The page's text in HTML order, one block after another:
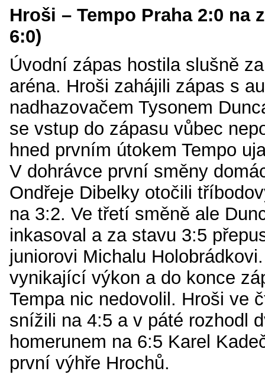
Hroši – Tempo Praha 2:0 na
6:0)
Úvodní zápas hostila slušně
aréna. Hroši zahájili zápas s
nadhazovačem Tysonem
se vstup do zápasu vůbec
hned prvním útokem Tempo
V dohrávce první směny
Ondřeje Dibelky otočili
na 3:2. Ve třetí směně ale
inkasoval a za stavu 3:5
juniorovi Michalu
vynikající výkon a do konce
Tempa nic nedovolil. Hroši ve
snížili na 4:5 a v páté rozhodl
homerunem na 6:5 Karel
první výhře Hrochů.